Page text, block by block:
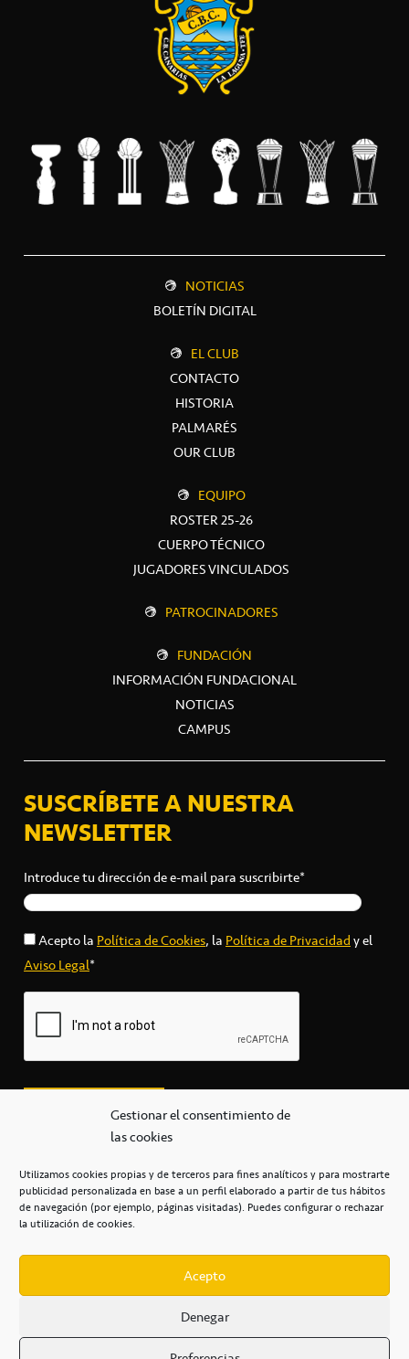
Gestionar el consentimiento de
las cookies
Utilizamos cookies propias y de terceros para fines analíticos y para mostrarte
publicidad personalizada en base a un perfil elaborado a partir de tus hábitos
de navegación (por ejemplo, páginas visitadas). Puedes configurar o rechazar
la utilización de cookies.
Acepto
Denegar
NOTICIAS
BOLETÍN DIGITAL
EL CLUB
CONTACTO
HISTORIA
PALMARÉS
OUR CLUB
EQUIPO
ROSTER 25-26
CUERPO TÉCNICO
JUGADORES VINCULADOS
PATROCINADORES
FUNDACIÓN
INFORMACIÓN FUNDACIONAL
NOTICIAS
CAMPUS
SUSCRÍBETE A NUESTRA
NEWSLETTER
Introduce tu dirección de e-mail para suscribirte*
Acepto laPolítica de Cookies, laPolítica de Privacidady el
Aviso Legal*
secretaria@cbcanarias.es
+34 922 253 684
Casa del Deporte / 38108 – La Laguna
POLÍTICA DE PRIVACIDAD / POLÍTICA DE COOKIES /